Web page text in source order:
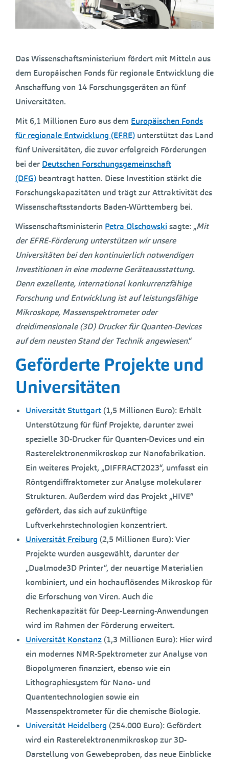
Das Wissenschaftsministerium fördert mit Mitteln aus
dem Europäischen Fonds für regionale Entwicklung die
Anschaffung von 14 Forschungsgeräten an fünf
Universitäten.
Mit 6,1 Millionen Euro aus dem Europäischen Fonds
für regionale Entwicklung (EFRE) unterstützt das Land
fünf Universitäten, die zuvor erfolgreich Förderungen
bei der Deutschen Forschungsgemeinschaft
(DFG) beantragt hatten. Diese Investition stärkt die
Forschungskapazitäten und trägt zur Attraktivität des
Wissenschaftsstandorts Baden-Württemberg bei.
Wissenschaftsministerin Petra Olschowski sagte: „Mit
der EFRE-Förderung unterstützen wir unsere
Universitäten bei den kontinuierlich notwendigen
Investitionen in eine moderne Geräteausstattung.
Denn exzellente, international konkurrenzfähige
Forschung und Entwicklung ist auf leistungsfähige
Mikroskope, Massenspektrometer oder
dreidimensionale (3D) Drucker für Quanten-Devices
auf dem neusten Stand der Technik angewiesen.“
Geförderte Projekte und
Universitäten
Universität Stuttgart (1,5 Millionen Euro): Erhält
Unterstützung für fünf Projekte, darunter zwei
spezielle 3D-Drucker für Quanten-Devices und ein
Rasterelektronenmikroskop zur Nanofabrikation.
Ein weiteres Projekt, „DIFFRACT2023“, umfasst ein
Röntgendiffraktometer zur Analyse molekularer
Strukturen. Außerdem wird das Projekt „HIVE“
gefördert, das sich auf zukünftige
Luftverkehrstechnologien konzentriert.
Universität Freiburg (2,5 Millionen Euro):Vier
Projekte wurden ausgewählt, darunter der
„Dualmode3D Printer“, der neuartige Materialien
kombiniert, und ein hochauflösendes Mikroskop für
die Erforschung von Viren. Auch die
Rechenkapazität für Deep-Learning-Anwendungen
wird im Rahmen der Förderung erweitert.
Universität Konstanz (1,3 Millionen Euro): Hier wird
ein modernes NMR-Spektrometer zur Analyse von
Biopolymeren finanziert, ebenso wie ein
Lithographiesystem für Nano- und
Quantentechnologien sowie ein
Massenspektrometer für die chemische Biologie.
Universität Heidelberg (254.000 Euro):Gefördert
wird ein Rasterelektronenmikroskop zur 3D-
Darstellung von Gewebeproben, das neue Einblicke